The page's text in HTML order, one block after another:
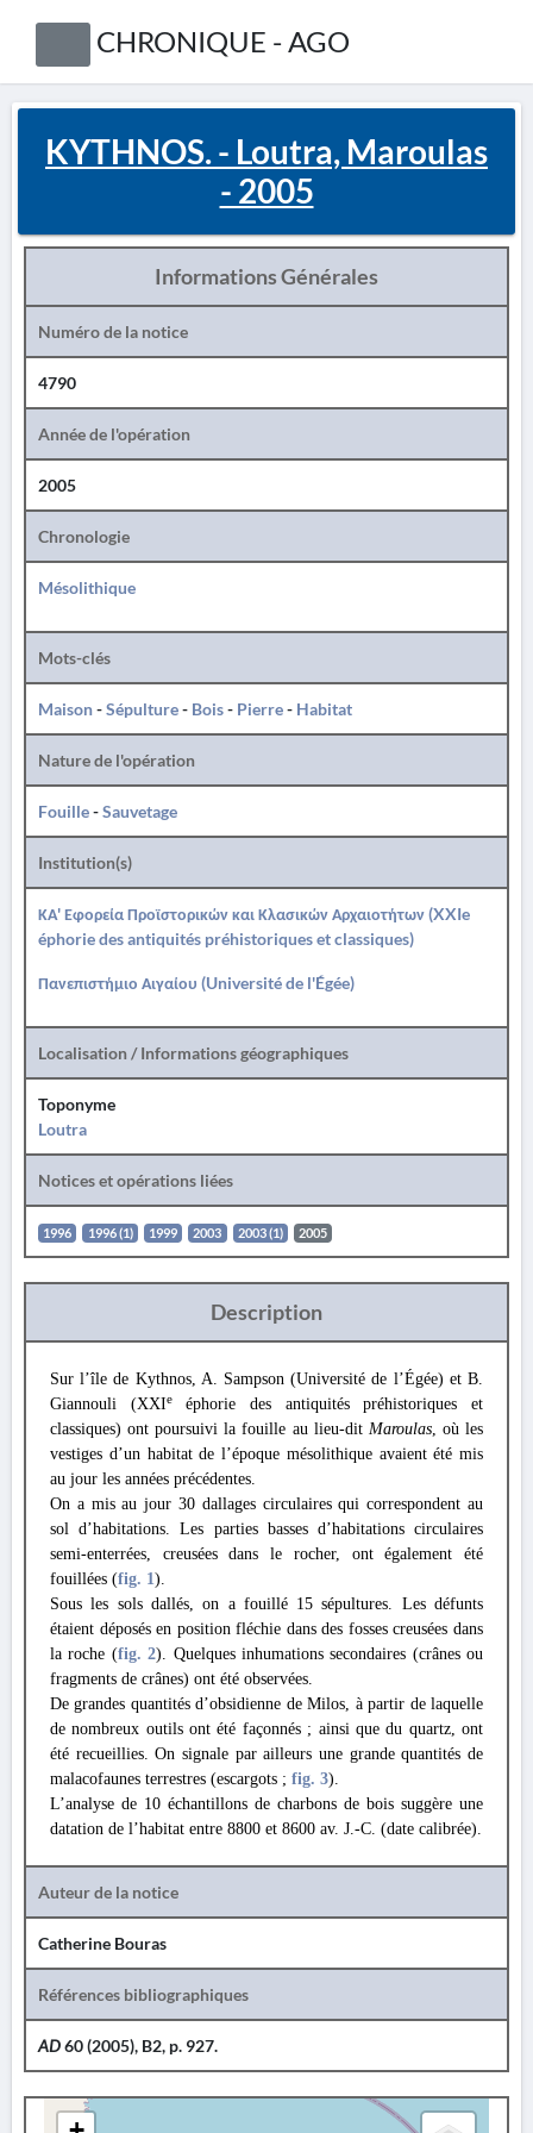
CHRONIQUE - AGO
KYTHNOS. - Loutra, Maroulas
- 2005
Informations Générales
Numéro de la notice
4790
Année de l'opération
2005
Chronologie
Mésolithique
Mots-clés
Maison-Sépulture- Bois- Pierre- Habitat
Nature de l'opération
Fouille-Sauvetage
Institution(s)
ΚΑ' Εφορεία Προϊστορικών και Κλασικών Αρχαιοτήτων (XXIe
éphorie des antiquités préhistoriques et classiques)
Πανεπιστήμιο Αιγαίου (Université de l'Égée)
Localisation / Informations géographiques
Toponyme
Loutra
Notices et opérations liées
1996 1996 (1) 1999 2003 2003 (1) 2005
Description
Sur l’île de Kythnos, A. Sampson (Université de l’Égée) et B.
Giannouli (XXIeéphorie des antiquités préhistoriques et
classiques) ont poursuivi la fouille au lieu-dit Maroulas, où les
vestiges d’un habitat de l’époque mésolithique avaient été mis
au jour les années précédentes.
On a mis au jour 30 dallages circulaires qui correspondent au
sol d’habitations. Les parties basses d’habitations circulaires
semi-enterrées, creusées dans le rocher, ont également été
fouillées (fig. 1).
Sous les sols dallés, on a fouillé 15 sépultures. Les défunts
étaient déposés en position fléchie dans des fosses creusées dans
la roche (fig. 2). Quelques inhumations secondaires (crânes ou
fragments de crânes) ont été observées.
De grandes quantités d’obsidienne de Milos, à partir de laquelle
de nombreux outils ont été façonnés ; ainsi que du quartz, ont
été recueillies. On signale par ailleurs une grande quantités de
malacofaunes terrestres (escargots ; fig. 3).
L’analyse de 10 échantillons de charbons de bois suggère une
datation de l’habitat entre 8800 et 8600 av. J.-C. (date calibrée).
Auteur de la notice
Catherine Bouras
Références bibliographiques
AD60 (2005), B2, p. 927.